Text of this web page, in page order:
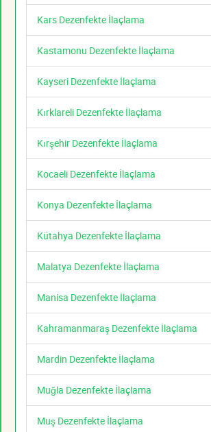
Kars Dezenfekte İlaçlama
Kastamonu Dezenfekte İlaçlama
Kayseri Dezenfekte İlaçlama
Kırklareli Dezenfekte İlaçlama
Kırşehir Dezenfekte İlaçlama
Kocaeli Dezenfekte İlaçlama
Konya Dezenfekte İlaçlama
Kütahya Dezenfekte İlaçlama
Malatya Dezenfekte İlaçlama
Manisa Dezenfekte İlaçlama
Kahramanmaraş Dezenfekte İlaçlama
Mardin Dezenfekte İlaçlama
Muğla Dezenfekte İlaçlama
Muş Dezenfekte İlaçlama